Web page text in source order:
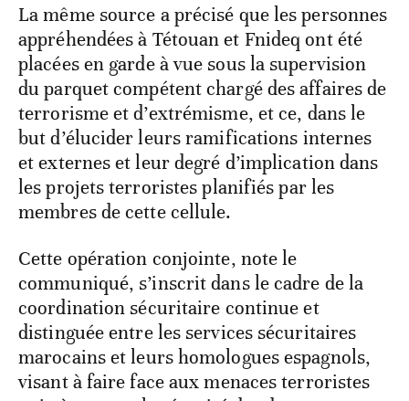
La même source a précisé que les personnes
appréhendées à Tétouan et Fnideq ont été
placées en garde à vue sous la supervision
du parquet compétent chargé des affaires de
terrorisme et d’extrémisme, et ce, dans le
but d’élucider leurs ramifications internes
et externes et leur degré d’implication dans
les projets terroristes planifiés par les
membres de cette cellule.
Cette opération conjointe, note le
communiqué, s’inscrit dans le cadre de la
coordination sécuritaire continue et
distinguée entre les services sécuritaires
marocains et leurs homologues espagnols,
visant à faire face aux menaces terroristes